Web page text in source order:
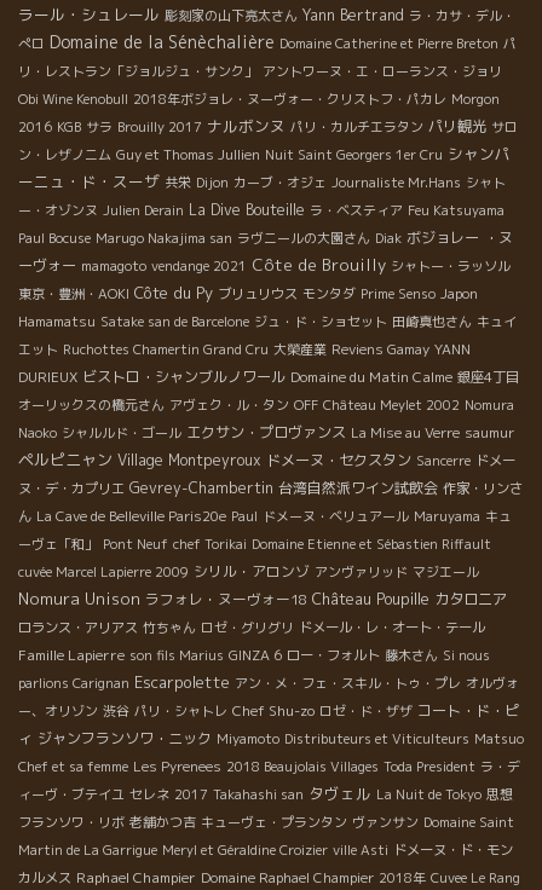
ラール・シュレール 彫刻家の山下亮太さん Yann Bertrand ラ・カサ・デル・
ぺロ Domaine de la Sénèchalière Domaine Catherine et Pierre Breton パ
リ・レストラン「ジョルジュ・サンク」
アントワーヌ・エ・ローランス・ジョリ
Obi Wine Kenobull 2018年ボジョレ・ヌーヴォー・クリストフ・パカレ Morgon
2016 KGB サラ Brouilly 2017 ナルボンヌ パリ・カルチエラタン パリ観光 サロ
ン・レザノニム Guy et Thomas Jullien Nuit Saint Georgers 1er Cru シャンパ
ーニュ・ド・スーザ 共栄 Dijon カーブ・オジェ Journaliste Mr.Hans シャト
ー・オゾンヌ Julien Derain La Dive Bouteille ラ・ベスティア Feu Katsuyama
Paul Bocuse Marugo Nakajima san ラヴニールの大園さん Diak ボジョレー ・ヌ
ーヴォー mamagoto vendange 2021 Côte de Brouilly シャトー・ラッソル
東京・豊洲・AOKI Côte du Py ブリュリウス モンタダ Prime Senso Japon
Hamamatsu Satake san de Barcelone ジュ・ド・ショセット 田崎真也さん キュイ
エット Ruchottes Chamertin Grand Cru 大榮産業 Reviens Gamay YANN
DURIEUX ビストロ・シャンブルノワール Domaine du Matin Calme 銀座4丁目
オーリックスの橋元さん アヴェク・ル・タン OFF Château Meylet 2002 Nomura
Naoko シャルルド・ゴール エクサン・プロヴァンス La Mise au Verre saumur
ペルピニャン Village Montpeyroux ドメーヌ・セクスタン Sancerre ドメー
ヌ・デ・カプリエ Gevrey-Chambertin 台湾自然派ワイン試飲会 作家・リンさ
ん La Cave de Belleville Paris20e Paul ドメーヌ・ベリュアール Maruyama キュ
ーヴェ「和」
Pont Neuf chef Torikai Domaine Etienne et Sébastien Riffault
cuvée Marcel Lapierre 2009 シリル・アロンゾ アンヴァリッド マジエール
Nomura Unison ラフォレ・ヌーヴォー18 Château Poupille カタロニア
ロランス・アリアス 竹ちゃん ロゼ・グリグリ ドメール・レ・オート・テール
Famille Lapierre son fils Marius GINZA 6 ロー・フォルト 藤木さん Si nous
parlions Carignan Escarpolette アン・メ・フェ・スキル・トゥ・プレ オルヴォ
ー、オリゾン 渋谷 パリ・シャトレ Chef Shu-zo ロゼ・ド・ザザ コート・ド・ピ
ィ ジャンフランソワ・ニック Miyamoto Distributeurs et Viticulteurs Matsuo
Chef et sa femme Les Pyrenees 2018 Beaujolais Villages Toda President ラ・デ
ィーヴ・ブテイユ セレネ 2017 Takahashi san タヴェル La Nuit de Tokyo 思想
フランソワ・リボ 老舗かつ吉 キューヴェ・プランタン ヴァンサン Domaine Saint
Martin de La Garrigue Meryl et Géraldine Croizier ville Asti ドメーヌ・ド・モン
カルメス Raphael Champier Domaine Raphael Champier 2018年 Cuvee Le Rang